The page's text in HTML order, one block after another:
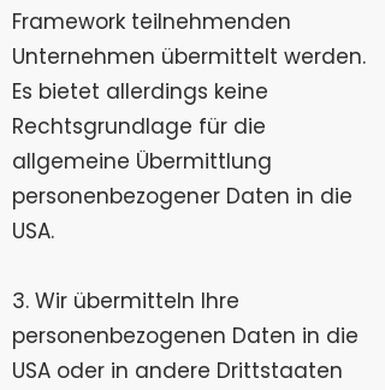
Framework teilnehmenden
Unternehmen übermittelt werden.
Es bietet allerdings keine
Rechtsgrundlage für die
allgemeine Übermittlung
personenbezogener Daten in die
USA.
3. Wir übermitteln Ihre
personenbezogenen Daten in die
USA oder in andere Drittstaaten